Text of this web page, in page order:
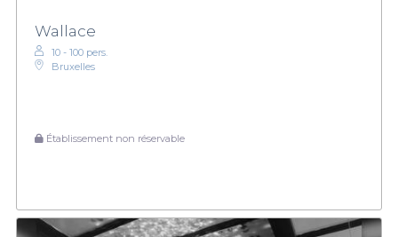
Wallace
10 - 100 pers.
Bruxelles
Établissement non réservable